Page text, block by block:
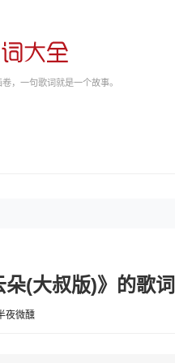
，一句歌词就是一个故事。
(大叔版)》的歌词
夜微醺